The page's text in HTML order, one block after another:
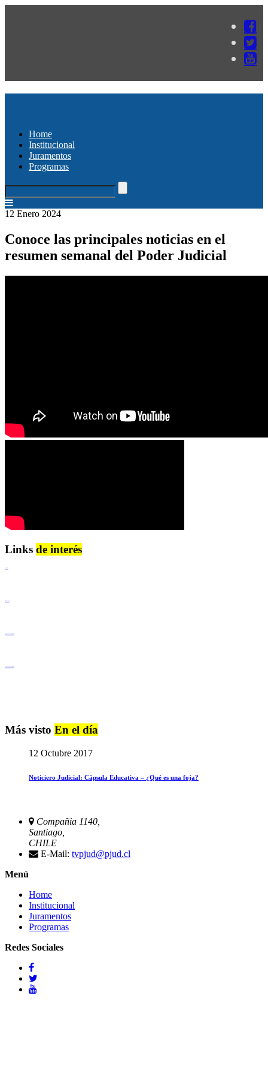
Home
Institucional
Juramentos
Programas
12 Enero 2024
Conoce las principales noticias en el
resumen semanal del Poder Judicial
Links de interés
Más visto En el día
12 Octubre 2017
Noticiero Judicial: Cápsula Educativa – ¿Qué es una foja?
Compañia 1140,
Santiago,
CHILE
E-Mail: tvpjud@pjud.cl
Menú
Home
Institucional
Juramentos
Programas
Redes Sociales